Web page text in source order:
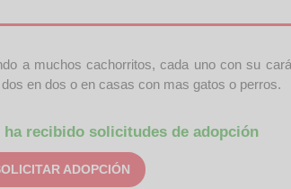
a muchos cachorritos, cada uno con su
en dos o en casas con mas gatos o perros.
ha recibido solicitudes de adopción
ADOPCIÓN